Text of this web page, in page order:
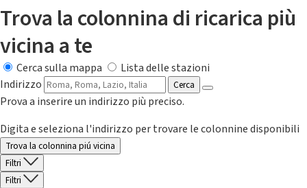
Trova la colonnina di ricarica più
vicina a te
Cerca sulla mappa
Lista delle stazioni
Indirizzo
Cerca
Prova a inserire un indirizzo più preciso.
Digita e seleziona l'indirizzo per trovare le colonnine disponibili
Trova la colonnina piú vicina
Filtri
Filtri